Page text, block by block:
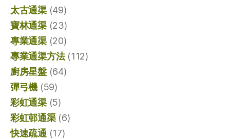
太古通渠(49)
寶林通渠(23)
專業通渠(20)
專業通渠方法(112)
廚房星盤(64)
彈弓機 (59)
彩虹通渠(5)
彩虹邨通渠(6)
快速疏通 (17)